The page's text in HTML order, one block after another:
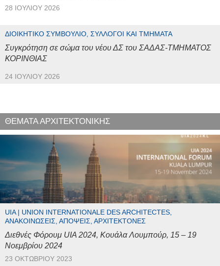
28 ΙΟΥΛΊΟΥ 2026
ΔΙΟΙΚΗΤΙΚΌ ΣΥΜΒΟΎΛΙΟ, ΣΎΛΛΟΓΟΙ ΚΑΙ ΤΜΉΜΑΤΑ
Συγκρότηση σε σώμα του νέου ΔΣ του ΣΑΔΑΣ-ΤΜΗΜΑΤΟΣ
ΚΟΡΙΝΘΙΑΣ
24 ΙΟΥΛΊΟΥ 2026
ΘΕΜΑΤΑ ΑΡΧΙΤΕΚΤΟΝΙΚΗΣ
UIA | UNION INTERNATIONALE DES ARCHITECTES,
ΑΝΑΚΟΙΝΏΣΕΙΣ, ΑΠΌΨΕΙΣ, ΑΡΧΙΤΈΚΤΟΝΕΣ
Διεθνές Φόρουμ UIA 2024, Κουάλα Λουμπούρ, 15 – 19
Νοεμβρίου 2024
23 ΟΚΤΩΒΡΊΟΥ 2023